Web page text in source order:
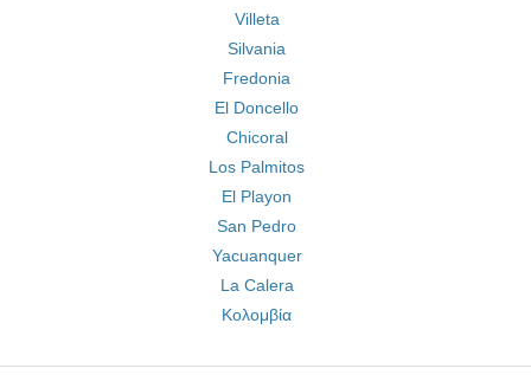
Villeta
Silvania
Fredonia
El Doncello
Chicoral
Los Palmitos
El Playon
San Pedro
Yacuanquer
La Calera
Κολομβία